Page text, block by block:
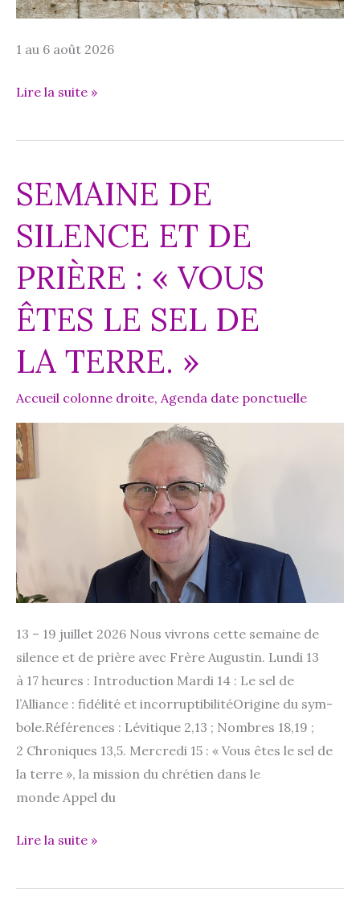
1 au 6 août 2026
Rencontre
de
Transfiguration
Lire la suite »
SEMAINE DE
SILENCE ET DE
PRIÈRE : « VOUS
ÊTES LE SEL DE
LA TERRE. »
Accueil colonne droite, Agenda date ponctuelle
13 – 19 juillet 2026 Nous vivrons cette semaine de
silence et de prière avec Frère Augustin. Lundi 13
à 17 heures : Introduction Mardi 14 : Le sel de
l’Alliance : fidé­li­té et incor­rup­ti­bi­li­téOrigine du sym­
bole.Références : Lévitique 2,13 ; Nombres 18,19 ;
2 Chroniques 13,5. Mercredi 15 : « Vous êtes le sel de
la terre », la mis­sion du chré­tien dans le
monde Appel du
Semaine
silence
Lire la suite »